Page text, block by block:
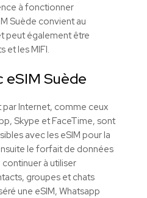
à fonctionner
Suède convient au
peut également être
et les MIFI.
eSIM Suède
par Internet, comme ceux
Skype et FaceTime, sont
avec les eSIM pour la
le forfait de données
à utiliser
groupes et chats
une eSIM, Whatsapp